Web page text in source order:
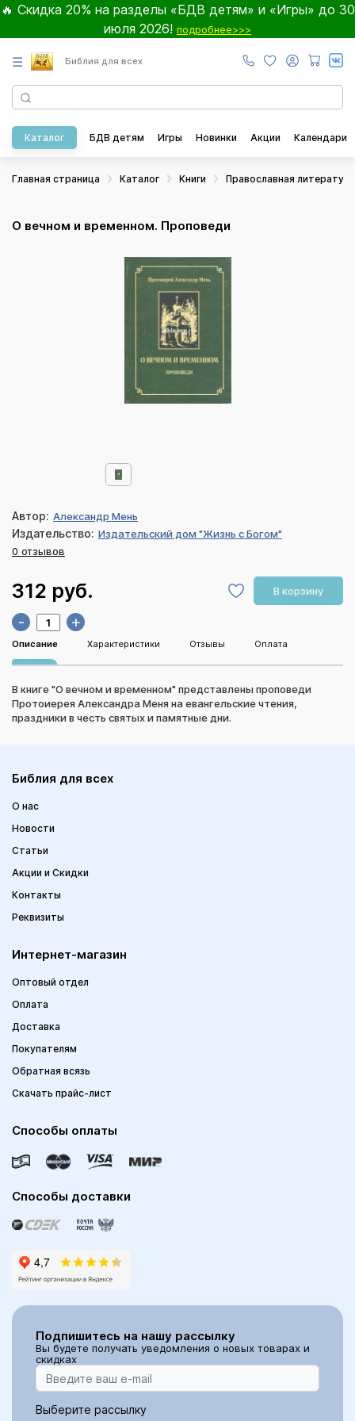
🔥 Скидка 20% на разделы «БДВ детям» и «Игры» до 30
июля 2026! подробнее>>>
☰ Библия для всех
Каталог БДВ детям Игры Новинки Акции Календари
Главная страница Каталог Книги Православная литература
О вечном и временном. Проповеди
Автор: Александр Мень
Издательство: Издательский дом "Жизнь с Богом"
0 отзывов
312 руб. В корзину
- +
Описание Характеристики Отзывы Оплата
В книге "О вечном и временном" представлены проповеди
Протоиерея Александра Меня на евангельские чтения,
праздники в честь святых и памятные дни.
Библия для всех
О нас
Новости
Статьи
Акции и Скидки
Контакты
Реквизиты
Интернет-магазин
Оптовый отдел
Оплата
Доставка
Покупателям
Обратная всязь
Скачать прайс-лист
Способы оплаты
Способы доставки
Подпишитесь на нашу рассылку
Вы будете получать уведомления о новых товарах и
скидках
Выберите рассылку